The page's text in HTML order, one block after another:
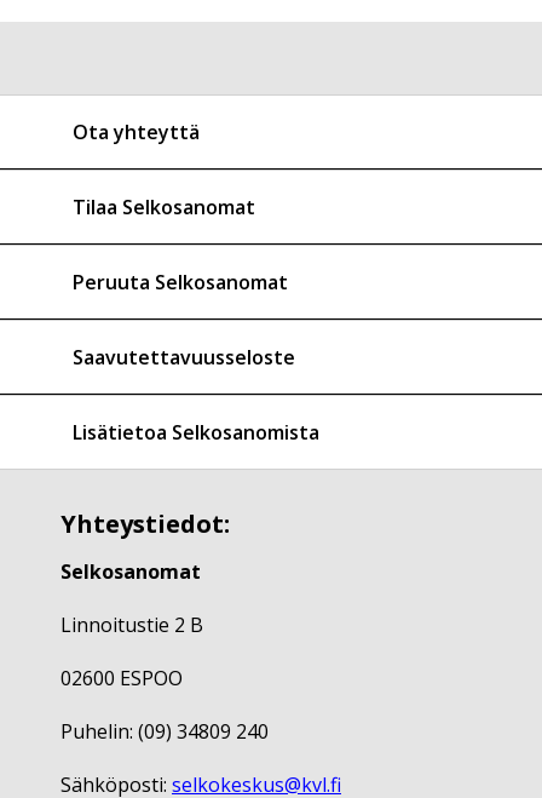
Ota yhteyttä
Tilaa Selkosanomat
Peruuta Selkosanomat
Saavutettavuusseloste
Lisätietoa Selkosanomista
Yhteystiedot:
Selkosanomat
Linnoitustie 2 B
02600 ESPOO
Puhelin: (09) 34809 240
Sähköposti: selkokeskus@kvl.fi